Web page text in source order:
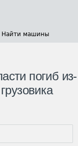
Найти машины
погиб из-